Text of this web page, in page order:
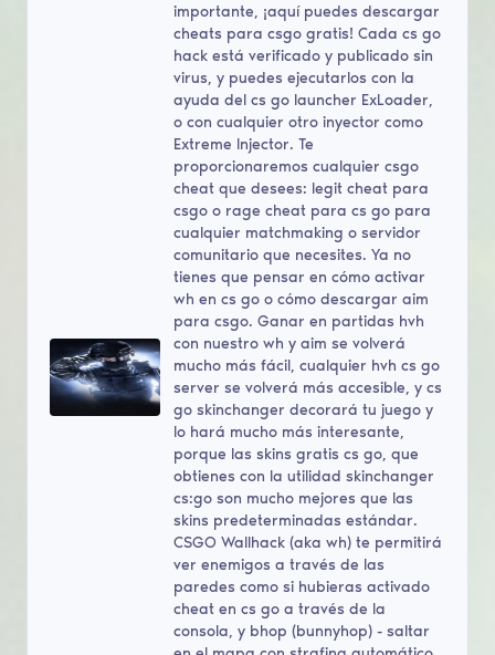
importante, ¡aquí puedes descargar
cheats para csgo gratis! Cada cs go
hack está verificado y publicado sin
virus, y puedes ejecutarlos con la
ayuda del cs go launcher ExLoader,
o con cualquier otro inyector como
Extreme Injector. Te
proporcionaremos cualquier csgo
cheat que desees: legit cheat para
csgo o rage cheat para cs go para
cualquier matchmaking o servidor
comunitario que necesites. Ya no
tienes que pensar en cómo activar
wh en cs go o cómo descargar aim
para csgo. Ganar en partidas hvh
con nuestro wh y aim se volverá
mucho más fácil, cualquier hvh cs go
server se volverá más accesible, y cs
go skinchanger decorará tu juego y
lo hará mucho más interesante,
porque las skins gratis cs go, que
obtienes con la utilidad skinchanger
cs:go son mucho mejores que las
skins predeterminadas estándar.
CSGO Wallhack (aka wh) te permitirá
ver enemigos a través de las
paredes como si hubieras activado
cheat en cs go a través de la
consola, y bhop (bunnyhop) - saltar